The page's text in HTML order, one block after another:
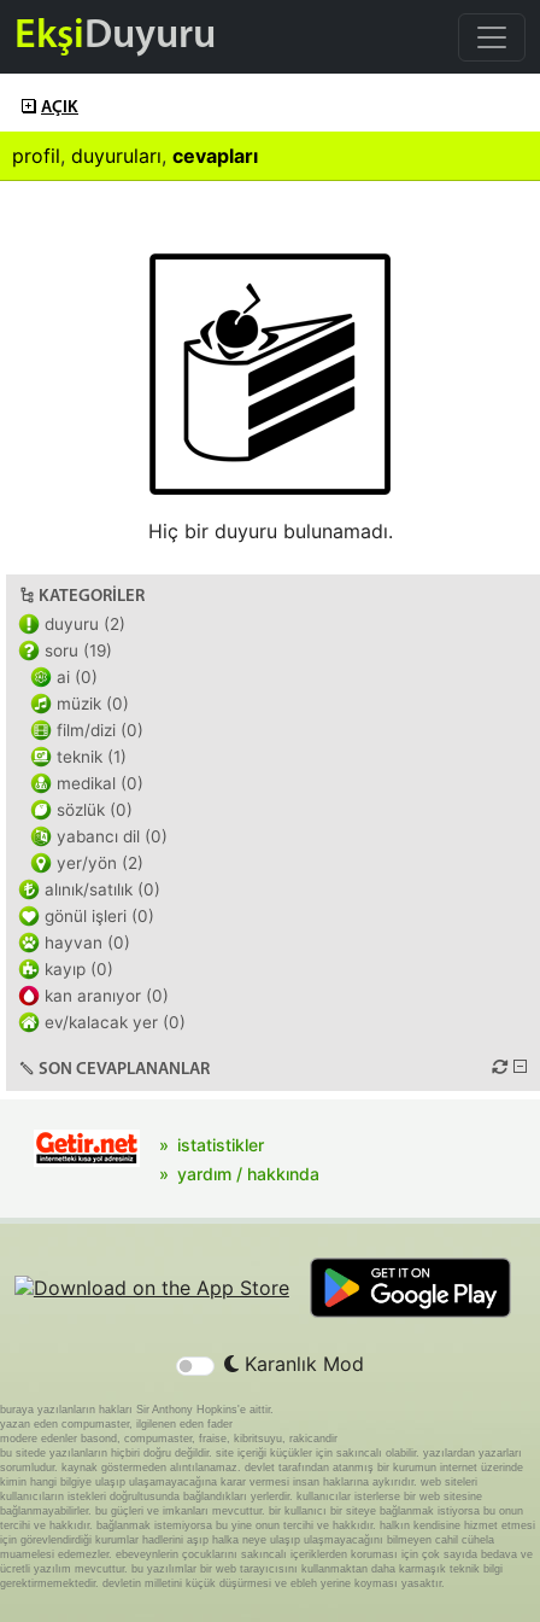
EkşiDuyuru
AÇIK
profil, duyuruları, cevapları
Hiç bir duyuru bulunamadı.
KATEGORILER
duyuru (2)
soru (19)
ai (0)
müzik (0)
film/dizi (0)
teknik (1)
medikal (0)
sözlük (0)
yabancı dil (0)
yer/yön (2)
alınık/satılık (0)
gönül işleri (0)
hayvan (0)
kayıp (0)
kan aranıyor (0)
ev/kalacak yer (0)
SON CEVAPLANANLAR
istatistikler
yardım / hakkında
Karanlık Mod
buraya yazılanların hakları Sir Anthony Hopkins'e aittir.
yazan eden compumaster, ilgilenen eden fader
modere edenler basond, compumaster, fraise, kibritsuyu, rakicandir
bu sitede yazılanların hiçbiri doğru değildir. site içeriği küçükler için sakıncalı olabilir. yazılardan yazarları
sorumludur. kaynak göstermeden alıntılanamaz. devlet tarafından atanmış bir kurumun internet üzerinde
kimin hangi bilgiye ulaşıp ulaşamayacağına karar vermesi insan haklarına aykırıdır. web siteleri
kullanıcıların istekleri doğrultusunda bağlandıkları yerlerdir. kullanıcılar isterlerse bir web sitesine
bağlanmayabilirler. bu güçleri ve imkanları mevcuttur. bir kullanıcı bir siteye bağlanmak istiyorsa bu onun
tercihi ve hakkıdır. bağlanmak istemiyorsa bu yine onun tercihi ve hakkıdır. halkın kendisine hizmet etmesi
için görevlendirdiği kurumlar hadlerini aşıp halka neye ulaşıp ulaşmayacağını bilmeyen cahil cühela
muamelesi edemezler. ebeveynlerin çocuklarını sakıncalı içeriklerden koruması için çok sayıda bedava ve
ücretli yazılım mevcuttur. bu yazılımlar bir web tarayıcısını kullanmaktan daha karmaşık teknik bilgi
gerektirmemektedir. devletin milletini küçük düşürmesi ve ebleh yerine koyması yasaktır.